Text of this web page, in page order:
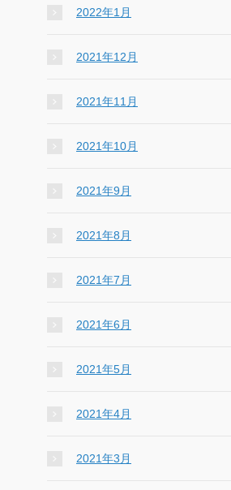
2022年1月
2021年12月
2021年11月
2021年10月
2021年9月
2021年8月
2021年7月
2021年6月
2021年5月
2021年4月
2021年3月